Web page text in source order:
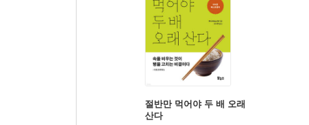
절반만 먹어야 두 배 오래
산다